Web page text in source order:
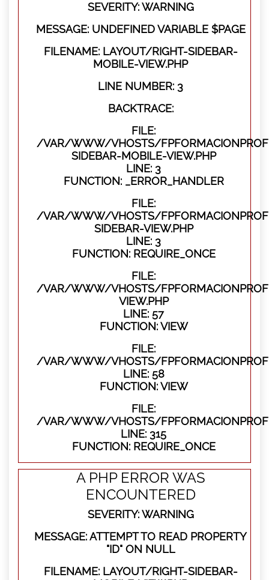
SEVERITY: WARNING
MESSAGE: UNDEFINED VARIABLE $PAGE
FILENAME: LAYOUT/RIGHT-SIDEBAR-
MOBILE-VIEW.PHP
LINE NUMBER: 3
BACKTRACE:
FILE:
/VAR/WWW/VHOSTS/
SIDEBAR-MOBILE-VIEW.PHP
LINE: 3
FUNCTION: _ERROR_HANDLER
FILE:
/VAR/WWW/VHOSTS/
SIDEBAR-VIEW.PHP
LINE: 3
FUNCTION: REQUIRE_ONCE
FILE:
/VAR/WWW/VHOSTS/
VIEW.PHP
LINE: 57
FUNCTION: VIEW
FILE:
/VAR/WWW/VHOSTS/
LINE: 58
FUNCTION: VIEW
FILE:
/VAR/WWW/VHOSTS/
LINE: 315
FUNCTION: REQUIRE_ONCE
A PHP ERROR WAS
ENCOUNTERED
SEVERITY: WARNING
MESSAGE: ATTEMPT TO READ PROPERTY
"ID" ON NULL
FILENAME: LAYOUT/RIGHT-SIDEBAR-